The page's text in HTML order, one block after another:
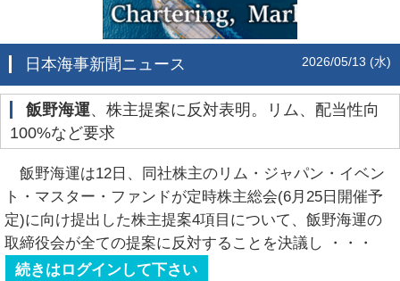
日本海事新聞ニュース 2026/05/13 (水)
飯野海運、株主提案に反対表明。リム、配当性向
100%など要求
飯野海運は12日、同社株主のリム・ジャパン・イベン
ト・マスター・ファンドが定時株主総会(6月25日開催予
定)に向け提出した株主提案4項目について、飯野海運の
取締役会が全ての提案に反対することを決議し
・・・
続きはログインして下さい